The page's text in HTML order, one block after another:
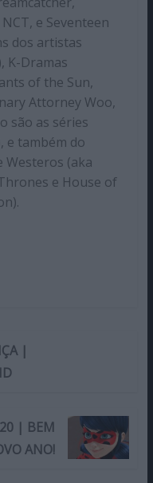
e Seventeen
dos artistas
K-Dramas
of the Sun,
Attorney Woo,
são as séries
e também do
Westeros (aka
e House of
|
| BEM
ANO!